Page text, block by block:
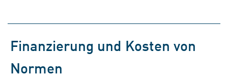
Finanzierung und Kosten von
Normen